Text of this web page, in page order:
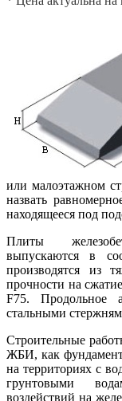
или малоэтажном
назвать
находящееся под
Плиты
выпускаются в
производятся из
прочности на
F75. Продольное
стальными
Строительные
ЖБИ, как
на территориях с
грунтовыми
воздействий на